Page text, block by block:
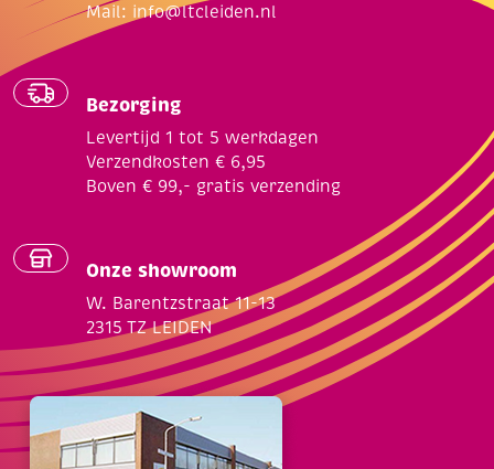
Mail: info@ltcleiden.nl
Bezorging
Levertijd 1 tot 5 werkdagen
Verzendkosten € 6,95
Boven € 99,- gratis verzending
Onze showroom
W. Barentzstraat 11-13
2315 TZ LEIDEN